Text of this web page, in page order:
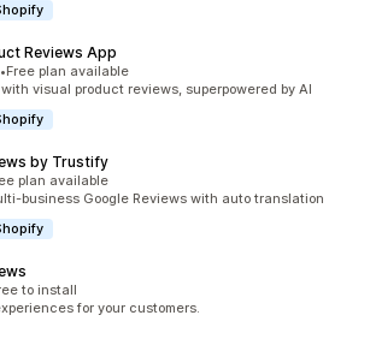
Reviews App
recenzí: 8883
•Free plan available
visual product reviews, superpowered by AI
by Trustify
recenzí: 122
plan available
business Google Reviews with auto translation
216
to install
for your customers.